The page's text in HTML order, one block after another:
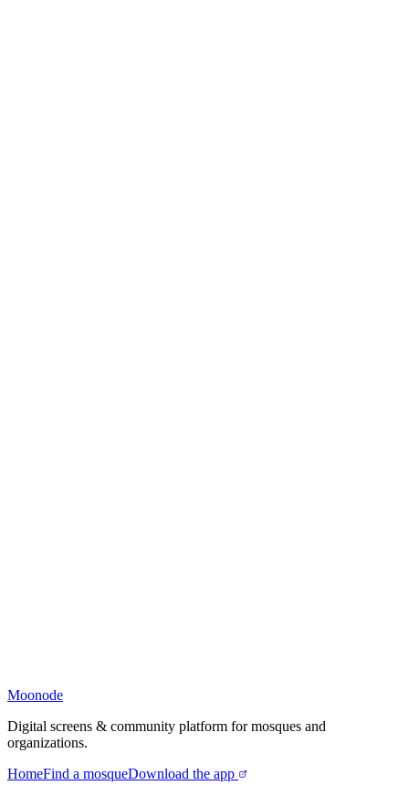
Moonode
Digital screens & community platform for mosques and
organizations.
HomeFind a mosqueDownload the app